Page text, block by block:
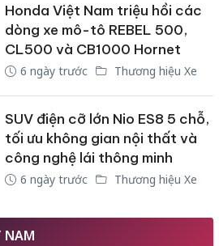
Honda Việt Nam triệu hồi các
dòng xe mô-tô REBEL 500,
CL500 và CB1000 Hornet
6 ngày trước Thương hiệu Xe
SUV điện cỡ lớn Nio ES8 5 chỗ,
tối ưu không gian nội thất và
công nghệ lái thông minh
6 ngày trước Thương hiệu Xe
NAM